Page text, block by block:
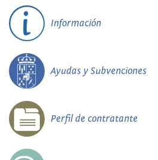
Información
Ayudas y Subvenciones
Perfil de contratante